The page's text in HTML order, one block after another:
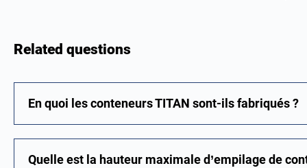
Related questions
En quoi les conteneurs TITAN sont-ils fabriqués ?
Quelle est la hauteur maximale d’empilage de